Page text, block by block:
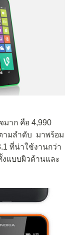
มาก คือ 4,990
ามลำดับ มาพร้อม
ที่น่าใช้งานกว่า
งแบบผิวด้านและ